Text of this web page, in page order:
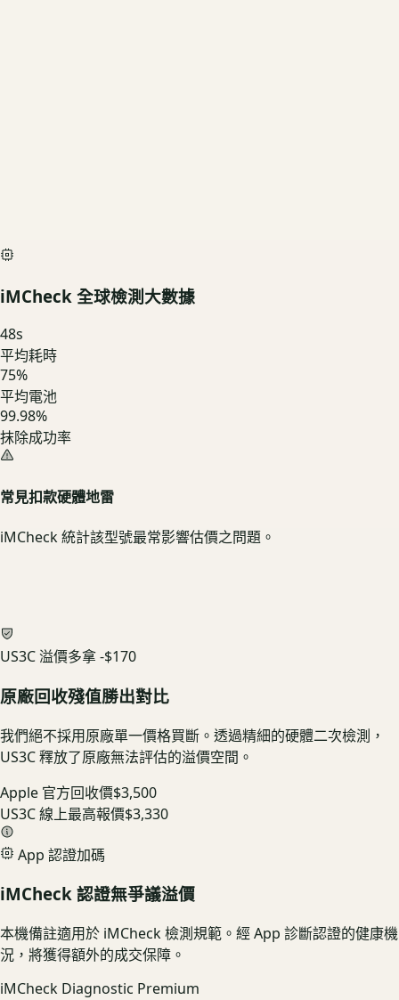
iMCheck 全球檢測大數據
48s
平均耗時
75%
平均電池
99.98%
抹除成功率
常見扣款硬體地雷
iMCheck 統計該型號最常影響估價之問題。
US3C 溢價多拿-$170
原廠回收殘值勝出對比
我們絕不採用原廠單一價格買斷。透過精細的硬體二次檢測，
US3C 釋放了原廠無法評估的溢價空間。
Apple 官方回收價$3,500
US3C 線上最高報價$3,330
App 認證加碼
iMCheck 認證無爭議溢價
本機備註適用於 iMCheck 檢測規範。經 App 診斷認證的健康機
況，將獲得額外的成交保障。
iMCheck Diagnostic Premium